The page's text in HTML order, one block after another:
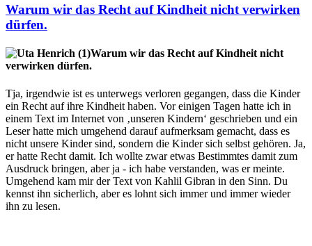
Warum wir das Recht auf Kindheit nicht verwirken
dürfen.
Warum wir das Recht auf Kindheit nicht
verwirken dürfen.
Tja, irgendwie ist es unterwegs verloren gegangen, dass die Kinder
ein Recht auf ihre Kindheit haben. Vor einigen Tagen hatte ich in
einem Text im Internet von ‚unseren Kindern‘ geschrieben und ein
Leser hatte mich umgehend darauf aufmerksam gemacht, dass es
nicht unsere Kinder sind, sondern die Kinder sich selbst gehören. Ja,
er hatte Recht damit. Ich wollte zwar etwas Bestimmtes damit zum
Ausdruck bringen, aber ja - ich habe verstanden, was er meinte.
Umgehend kam mir der Text von Kahlil Gibran in den Sinn. Du
kennst ihn sicherlich, aber es lohnt sich immer und immer wieder
ihn zu lesen.